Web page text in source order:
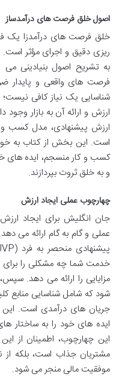
اصول خلق فرصت های درآمدساز
خلق فرصت های درآمدزا یک
ریزی دقیق و اجرای مؤثر
به تشریح اصول بنیادینی می
فرصت های واقعی و پایدار
شناسایی یک نیاز کافی نیست؛
ارزش و ارائه آن به بازار
ارزش پیشنهادی، مدل کسب
است. این بخش از کتاب به
کسب و کار منسجم، ایده های
و به خلق ثروت بپردازند.
چهارچوب عملی ایجاد ارزش
جان انگلیش برای ایجاد
عملی و گام به گام ارائه می
خدمت شما چه مشکلی را
مزایایی را ارائه می دهد.
شود که شامل شناسایی منابع
جریان های درآمدی است. این
ایده های خود را به ساختار
این چهارچوب، اطمینان از
مشتریان جذاب است، بلکه از
موفقیت مالی منجر می شود.